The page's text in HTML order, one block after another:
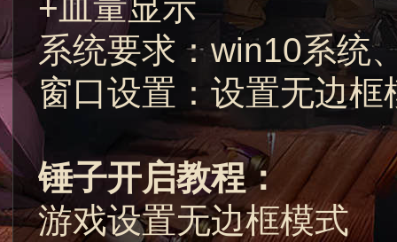
系统要求：win10系统
窗口设置：设置无边框
锤子开启教程：
游戏设置无边框模式